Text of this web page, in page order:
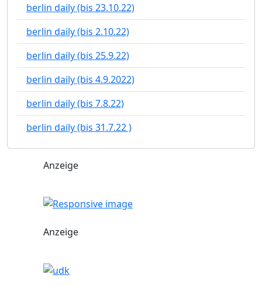
berlin daily (bis 23.10.22)
berlin daily (bis 2.10.22)
berlin daily (bis 25.9.22)
berlin daily (bis 4.9.2022)
berlin daily (bis 7.8.22)
berlin daily (bis 31.7.22 )
Anzeige
Anzeige